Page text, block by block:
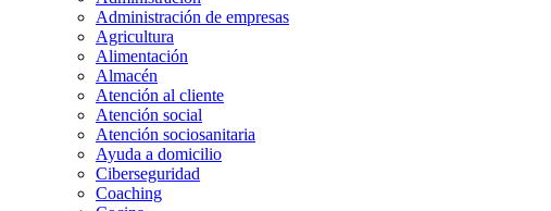
Administración de empresas
Agricultura
Alimentación
Almacén
Atención al cliente
Atención social
Atención sociosanitaria
Ayuda a domicilio
Ciberseguridad
Coaching